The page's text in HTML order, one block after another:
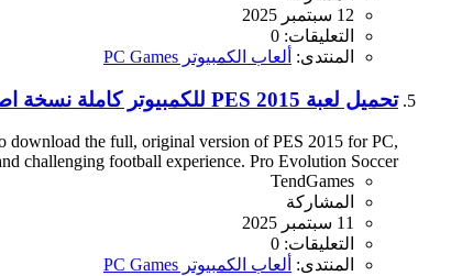
12 سبتمبر 2025
التعليقات: 0
المنتدى: ألعاب الكمبيوتر PC Games
تحميل لعبة PES 2015 للكمبيوتر كاملة نسخة اصلية
the full, original version of PES 2015 for PC,
challenging football experience. Pro Evolution Soccer...
TendGames
المشاركة
11 سبتمبر 2025
التعليقات: 0
المنتدى: ألعاب الكمبيوتر PC Games